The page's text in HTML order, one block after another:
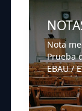
Nota
Prueba
EBAU /